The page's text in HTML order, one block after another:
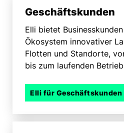
Geschäfts­kunden
Elli bietet
Ökosystem innovativer
Flotten und Standorte,
bis zum laufenden
Elli für Geschäftskunden